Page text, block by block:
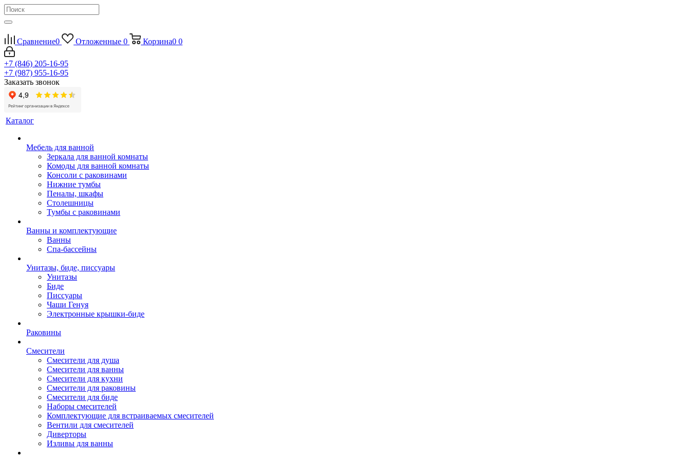
Сравнение0 Отложенные 0 Корзина0 0
+7 (846) 205-16-95
+7 (987) 955-16-95
Заказать звонок
Каталог
Мебель для ванной
Зеркала для ванной комнаты
Комоды для ванной комнаты
Консоли с раковинами
Нижние тумбы
Пеналы, шкафы
Столешницы
Тумбы с раковинами
Ванны и комплектующие
Ванны
Спа-бассейны
Унитазы, биде, писсуары
Унитазы
Биде
Писсуары
Чаши Генуя
Электронные крышки-биде
Раковины
Смесители
Смесители для душа
Смесители для ванны
Смесители для кухни
Смесители для раковины
Смесители для биде
Наборы смесителей
Комплектующие для встраиваемых смесителей
Вентили для смесителей
Диверторы
Изливы для ванны